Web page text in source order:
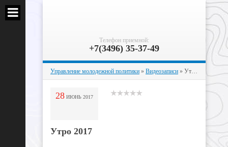
Телефон приемной:
+7(3496) 35-37-49
Управление молодежной политики » Видеозаписи » Утро 2017
28 ИЮНЬ 2017
Утро 2017